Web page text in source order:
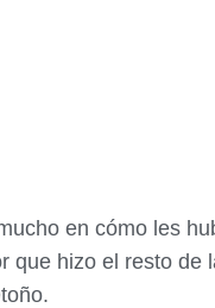
en cómo les
que hizo el resto